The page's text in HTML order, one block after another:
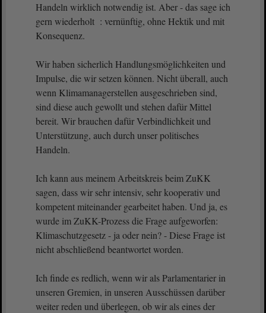
Handeln wirklich notwendig ist. Aber - das sage ich
gern wiederholt : vernünftig, ohne Hektik und mit
Konsequenz.
Wir haben sicherlich Handlungsmöglichkeiten und
Impulse, die wir setzen können. Nicht überall, auch
wenn Klimamanagerstellen ausgeschrieben sind,
sind diese auch gewollt und stehen dafür Mittel
bereit. Wir brauchen dafür Verbindlichkeit und
Unterstützung, auch durch unser politisches
Handeln.
Ich kann aus meinem Arbeitskreis beim ZuKK
sagen, dass wir sehr intensiv, sehr kooperativ und
kompetent miteinander gearbeitet haben. Und ja, es
wurde im ZuKK-Prozess die Frage aufgeworfen:
Klimaschutzgesetz - ja oder nein? - Diese Frage ist
nicht abschließend beantwortet worden.
Ich finde es redlich, wenn wir als Parlamentarier in
unseren Gremien, in unseren Ausschüssen darüber
weiter reden und überlegen, ob wir als eines der